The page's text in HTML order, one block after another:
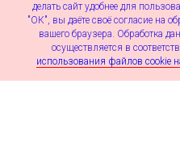
делать сайт удобнее для
"ОК", вы даёте своё согласие на
вашего браузера. Обработка
осуществляется в
использования файлов cookie
Помочь